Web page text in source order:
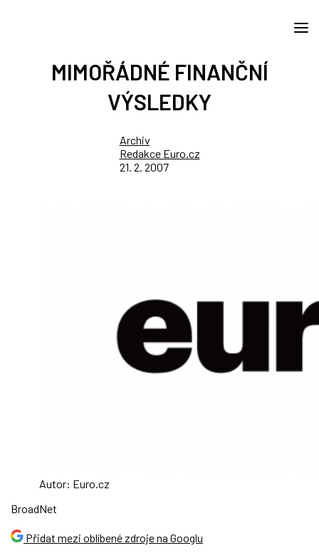
MIMOŘÁDNÉ FINANČNÍ
VÝSLEDKY
Archiv
Redakce Euro.cz
21. 2. 2007
Autor: Euro.cz
BroadNet
Přidat mezi oblíbené zdroje na Googlu